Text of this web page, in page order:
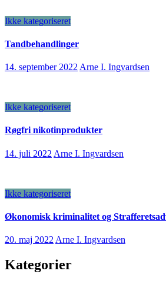
Ikke kategoriseret
Tandbehandlinger
14. september 2022 Arne I. Ingvardsen
Ikke kategoriseret
Røgfri nikotinprodukter
14. juli 2022 Arne I. Ingvardsen
Ikke kategoriseret
Økonomisk kriminalitet og
20. maj 2022 Arne I. Ingvardsen
Kategorier